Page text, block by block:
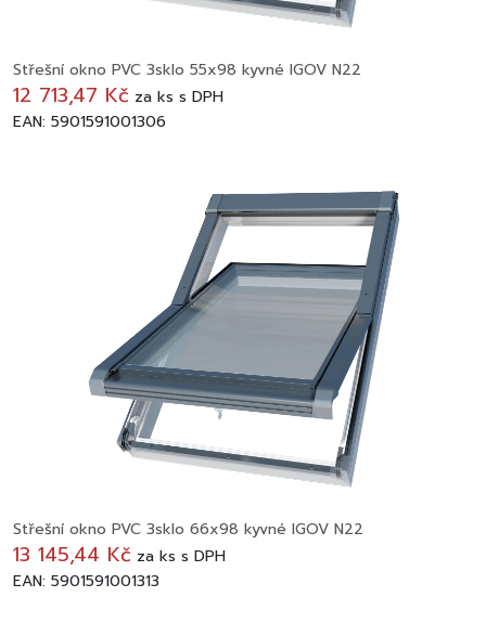
Střešní okno PVC 3sklo 55x98 kyvné IGOV N22
12 713,47 Kč za ks s DPH
EAN: 5901591001306
Střešní okno PVC 3sklo 66x98 kyvné IGOV N22
13 145,44 Kč za ks s DPH
EAN: 5901591001313